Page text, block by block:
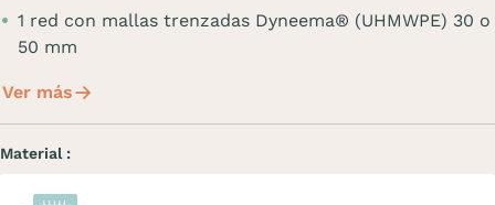
1 red con mallas trenzadas Dyneema® (UHMWPE) 30 o
50 mm
Ver más
Material :